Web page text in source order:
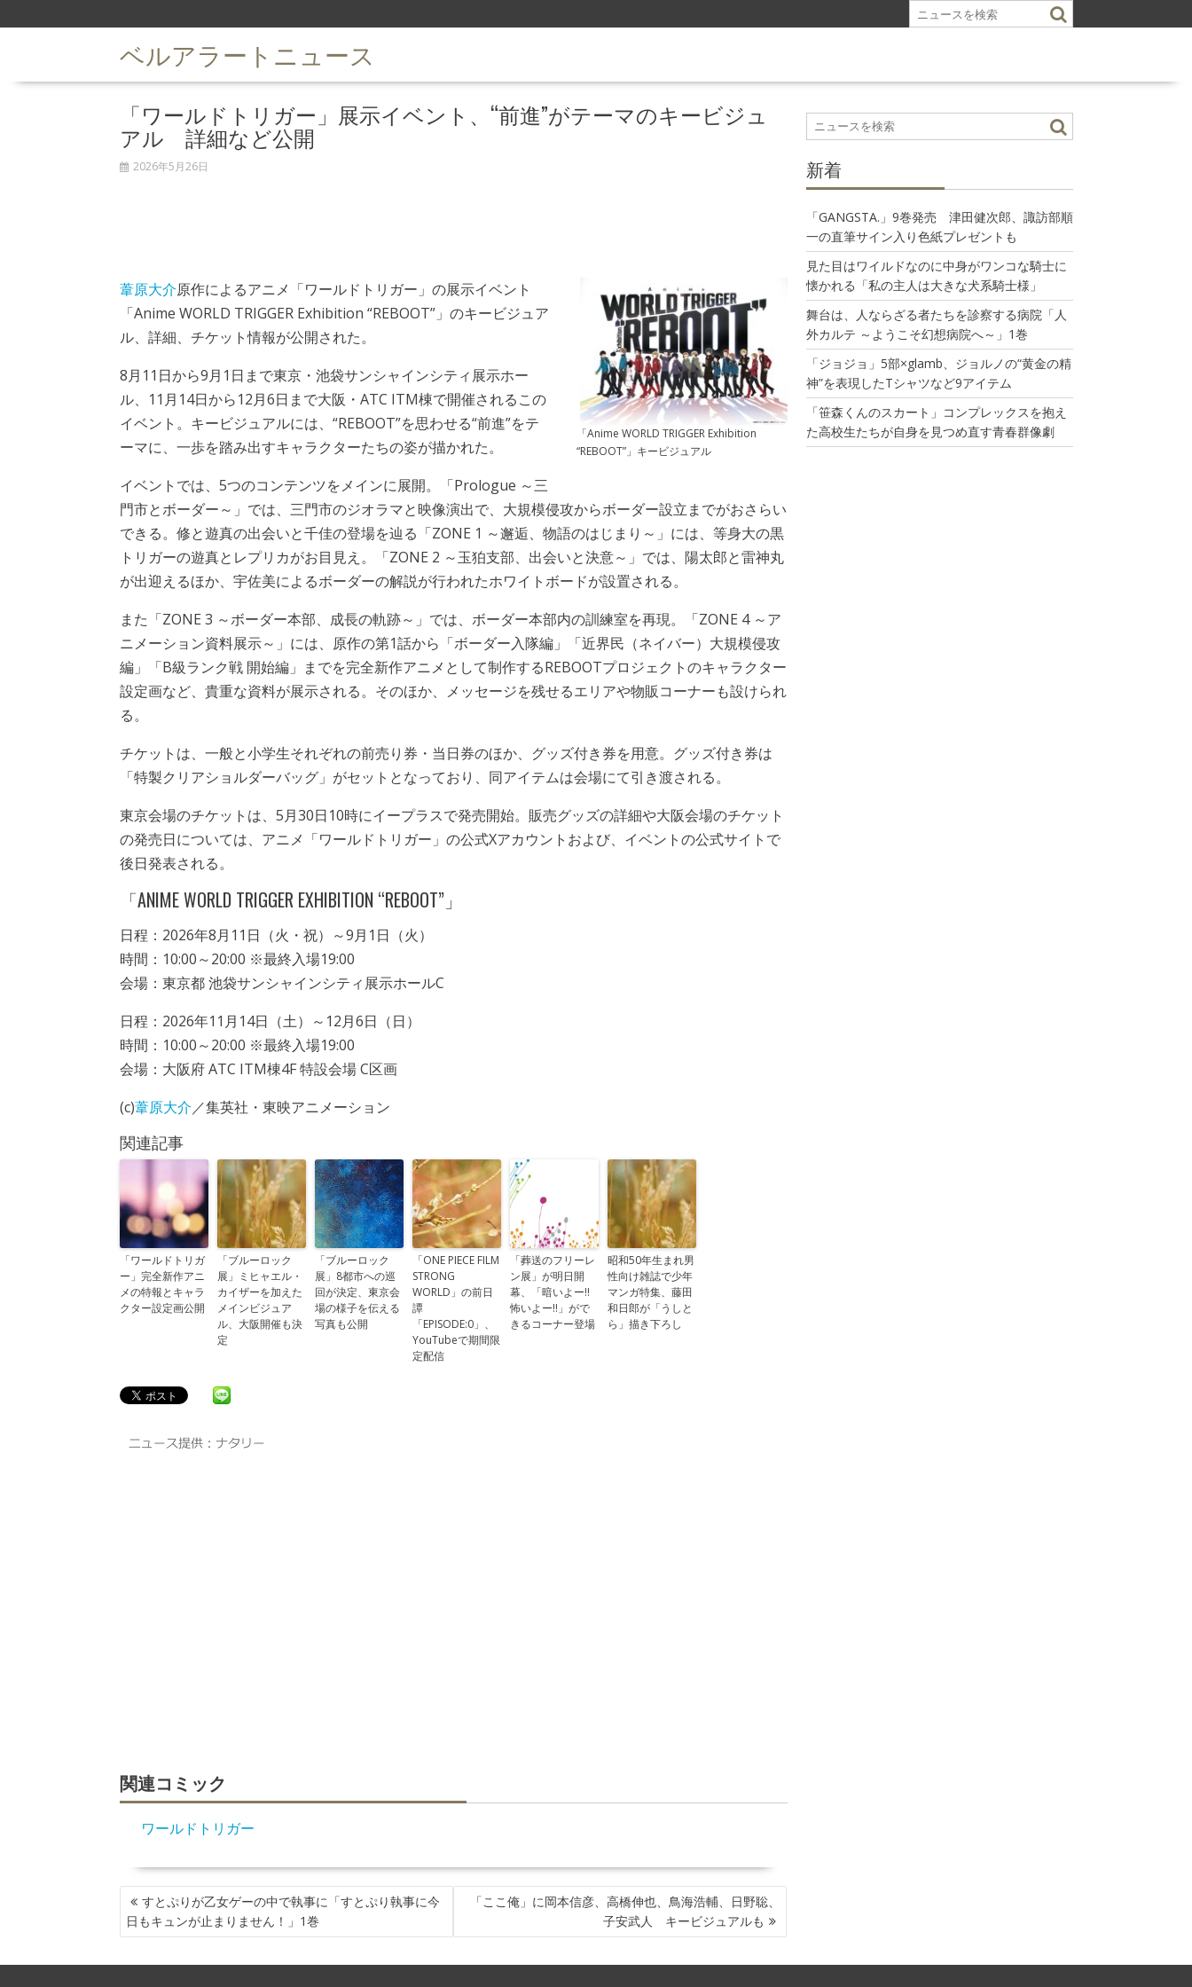
k
ベルアラートニュース
「ワールドトリガー」展示イベント、“前進”がテーマのキービジュ
アル 詳細など公開
2026年5月26日
「Anime WORLD TRIGGER Exhibition
“REBOOT”」キービジュアル
葦原大介原作によるアニメ「ワールドトリガー」の展示イベント
「Anime WORLD TRIGGER Exhibition “REBOOT”」のキービジュア
ル、詳細、チケット情報が公開された。
8月11日から9月1日まで東京・池袋サンシャインシティ展示ホー
ル、11月14日から12月6日まで大阪・ATC ITM棟で開催されるこの
イベント。キービジュアルには、“REBOOT”を思わせる“前進”をテ
ーマに、一歩を踏み出すキャラクターたちの姿が描かれた。
イベントでは、5つのコンテンツをメインに展開。「Prologue ～三
門市とボーダー～」では、三門市のジオラマと映像演出で、大規模侵攻からボーダー設立までがおさらい
できる。修と遊真の出会いと千佳の登場を辿る「ZONE 1 ～邂逅、物語のはじまり～」には、等身大の黒
トリガーの遊真とレプリカがお目見え。「ZONE 2 ～玉狛支部、出会いと決意～」では、陽太郎と雷神丸
が出迎えるほか、宇佐美によるボーダーの解説が行われたホワイトボードが設置される。
また「ZONE 3 ～ボーダー本部、成長の軌跡～」では、ボーダー本部内の訓練室を再現。「ZONE 4 ～ア
ニメーション資料展示～」には、原作の第1話から「ボーダー入隊編」「近界民（ネイバー）大規模侵攻
編」「B級ランク戦 開始編」までを完全新作アニメとして制作するREBOOTプロジェクトのキャラクター
設定画など、貴重な資料が展示される。そのほか、メッセージを残せるエリアや物販コーナーも設けられ
る。
チケットは、一般と小学生それぞれの前売り券・当日券のほか、グッズ付き券を用意。グッズ付き券は
「特製クリアショルダーバッグ」がセットとなっており、同アイテムは会場にて引き渡される。
東京会場のチケットは、5月30日10時にイープラスで発売開始。販売グッズの詳細や大阪会場のチケット
の発売日については、アニメ「ワールドトリガー」の公式Xアカウントおよび、イベントの公式サイトで
後日発表される。
「ANIME WORLD TRIGGER EXHIBITION “REBOOT”」
日程：2026年8月11日（火・祝）～9月1日（火）
時間：10:00～20:00 ※最終入場19:00
会場：東京都 池袋サンシャインシティ展示ホールC
日程：2026年11月14日（土）～12月6日（日）
時間：10:00～20:00 ※最終入場19:00
会場：大阪府 ATC ITM棟4F 特設会場 C区画
(c)葦原大介／集英社・東映アニメーション
関連記事
「ワールドトリガ
ー」完全新作アニ
メの特報とキャラ
クター設定画公開
「ブルーロック
展」ミヒャエル・
カイザーを加えた
メインビジュア
ル、大阪開催も決
定
「ブルーロック
展」8都市への巡
回が決定、東京会
場の様子を伝える
写真も公開
「ONE PIECE FILM
STRONG
WORLD」の前日
譚
「EPISODE:0」、
YouTubeで期間限
定配信
「葬送のフリーレ
ン展」が明日開
幕、「暗いよー!!
怖いよー!!」がで
きるコーナー登場
昭和50年生まれ男
性向け雑誌で少年
マンガ特集、藤田
和日郎が「うしと
ら」描き下ろし
関連コミック
ワールドトリガー
投
稿
ナ
ゲ
すとぷりが乙女ゲーの中で執事に「すとぷり執事に今
日もキュンが止まりません！」1巻
「ここ俺」に岡本信彦、高橋伸也、鳥海浩輔、日野聡、
子安武人 キービジュアルも
新着
「GANGSTA.」9巻発売 津田健次郎、諏訪部順
一の直筆サイン入り色紙プレゼントも
見た目はワイルドなのに中身がワンコな騎士に
懐かれる「私の主人は大きな犬系騎士様」
舞台は、人ならざる者たちを診察する病院「人
外カルテ ～ようこそ幻想病院へ～」1巻
「ジョジョ」5部×glamb、ジョルノの“黄金の精
神”を表現したTシャツなど9アイテム
「笹森くんのスカート」コンプレックスを抱え
た高校生たちが自身を見つめ直す青春群像劇